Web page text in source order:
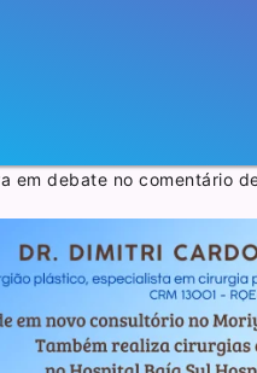
em debate no comentário